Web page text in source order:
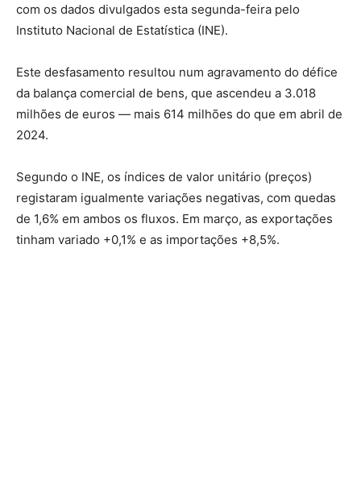
com os dados divulgados esta segunda-feira pelo
Instituto Nacional de Estatística (INE).
Este desfasamento resultou num agravamento do défice
da balança comercial de bens, que ascendeu a 3.018
milhões de euros — mais 614 milhões do que em abril de
2024.
Segundo o INE, os índices de valor unitário (preços)
registaram igualmente variações negativas, com quedas
de 1,6% em ambos os fluxos. Em março, as exportações
tinham variado +0,1% e as importações +8,5%.